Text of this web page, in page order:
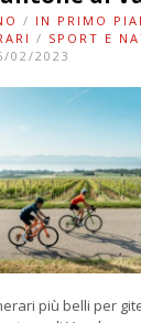
/ IN PRIMO
/ SPORT E
02/2023
più belli per